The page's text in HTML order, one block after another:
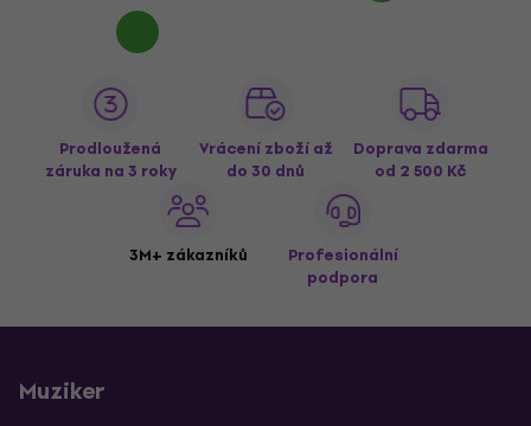
Prodloužená
záruka na 3 roky
Vrácení zboží až
do 30 dnů
Doprava zdarma
od 2 500 Kč
3M+ zákazníků
Profesionální
podpora
Muziker